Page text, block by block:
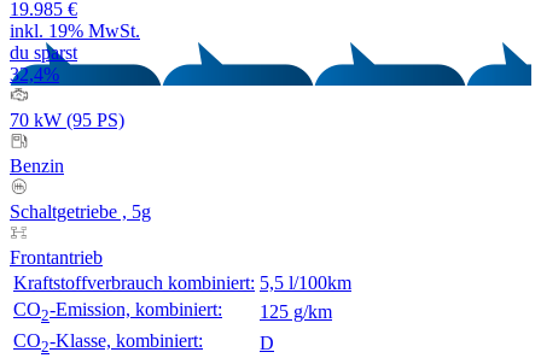
19.985 €
inkl. 19% MwSt.
du sparst
32,4%
70 kW (95 PS)
Benzin
Schaltgetriebe , 5g
Frontantrieb
Kraftstoffverbrauch kombiniert: 5,5 l/100km
CO2-Emission, kombiniert:
125 g/km
CO2-Klasse, kombiniert:
D